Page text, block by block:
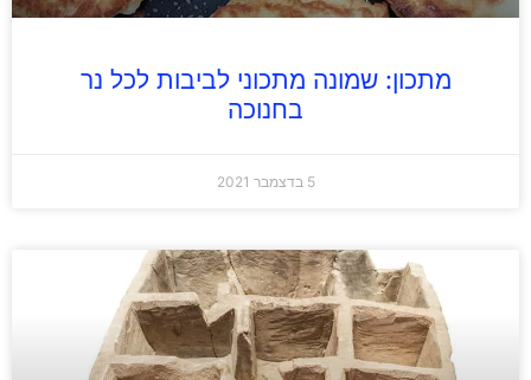
מתכון: שמונה מתכוני לביבות לכל נר
בחנוכה
5 בדצמבר 2021